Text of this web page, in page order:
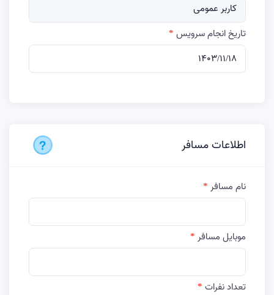
کاربر عمومی
تاریخ انجام سرویس
اطلاعات مسافر
نام مسافر
موبایل مسافر
تعداد نفرات